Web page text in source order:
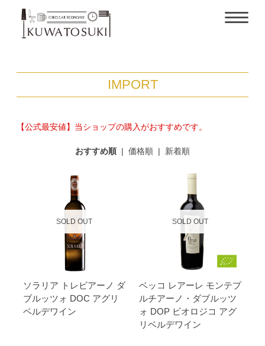
IMPORT
【公式最安値】当ショップの購入がおすすめです。
おすすめ順 | 価格順 | 新着順
SOLD OUT
ソラリア トレビアーノ ダ
ブルッツォ DOC アグリ
ベルデワイン
SOLD OUT
ベッコ レアーレ モンテプ
ルチアーノ・ダブルッツ
ォ DOP ビオロジコ アグ
リベルデワイン